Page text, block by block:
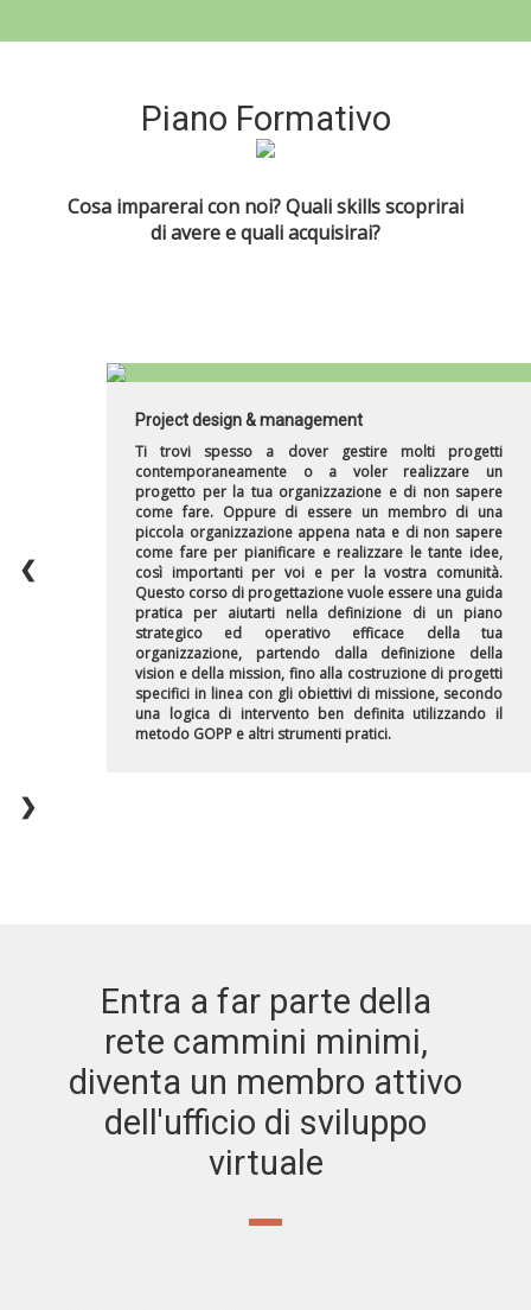
Piano Formativo
Cosa imparerai con noi? Quali skills scoprirai
di avere e quali acquisirai?
❮
Project design & management
Ti trovi spesso a dover gestire molti progetti
contemporaneamente o a voler realizzare un
progetto per la tua organizzazione e di non sapere
come fare. Oppure di essere un membro di una
piccola organizzazione appena nata e di non sapere
come fare per pianificare e realizzare le tante idee,
così importanti per voi e per la vostra comunità.
Questo corso di progettazione vuole essere una guida
pratica per aiutarti nella definizione di un piano
strategico ed operativo efficace della tua
organizzazione, partendo dalla definizione della
vision e della mission, fino alla costruzione di progetti
specifici in linea con gli obiettivi di missione, secondo
una logica di intervento ben definita utilizzando il
metodo GOPP e altri strumenti pratici.
❯
Entra a far parte della
rete cammini minimi,
diventa un membro attivo
dell'ufficio di sviluppo
virtuale